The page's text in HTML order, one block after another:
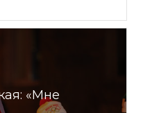
«Мне